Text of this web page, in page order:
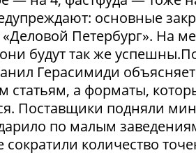
основные
Петербург». На
будут так же
Герасимиди
статьям, а форматы,
Поставщики подняли
по малым
сократили количество